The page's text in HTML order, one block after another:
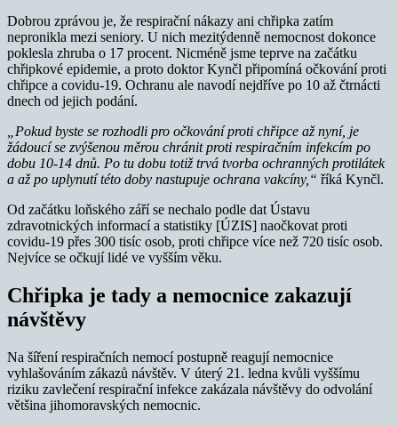
Dobrou zprávou je, že respirační nákazy ani chřipka zatím
nepronikla mezi seniory. U nich mezitýdenně nemocnost dokonce
poklesla zhruba o 17 procent. Nicméně jsme teprve na začátku
chřipkové epidemie, a proto doktor Kynčl připomíná očkování proti
chřipce a covidu-19. Ochranu ale navodí nejdříve po 10 až čtrnácti
dnech od jejich podání.
„Pokud byste se rozhodli pro očkování proti chřipce až nyní, je
žádoucí se zvýšenou měrou chránit proti respiračním infekcím po
dobu 10-14 dnů. Po tu dobu totiž trvá tvorba ochranných protilátek
a až po uplynutí této doby nastupuje ochrana vakcíny,“ říká Kynčl.
Od začátku loňského září se nechalo podle dat Ústavu
zdravotnických informací a statistiky [ÚZIS] naočkovat proti
covidu-19 přes 300 tisíc osob, proti chřipce více než 720 tisíc osob.
Nejvíce se očkují lidé ve vyšším věku.
Chřipka je tady a nemocnice zakazují
návštěvy
Na šíření respiračních nemocí postupně reagují nemocnice
vyhlašováním zákazů návštěv. V úterý 21. ledna kvůli vyššímu
riziku zavlečení respirační infekce zakázala návštěvy do odvolání
většina jihomoravských nemocnic.